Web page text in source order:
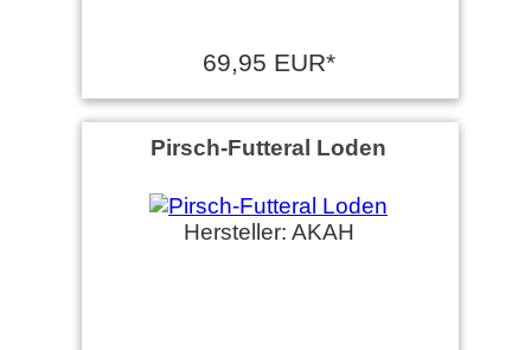
69,95 EUR*
Pirsch-Futteral Loden
Hersteller: AKAH